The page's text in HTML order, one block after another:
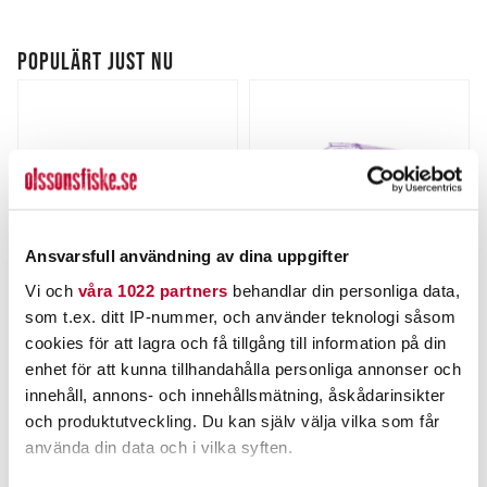
Ansvarsfull användning av dina uppgifter
Vi och våra 1022 partners behandlar din personliga data,
som t.ex. ditt IP-nummer, och använder teknologi såsom
cookies för att lagra och få tillgång till information på din
enhet för att kunna tillhandahålla personliga annonser och
innehåll, annons- och innehållsmätning, åskådarinsikter
och produktutveckling. Du kan själv välja vilka som får
använda din data och i vilka syften.
POPULÄRT JUST NU
MWAR
Monkey Ned 7cm 12-pack
Pris:89,00 kr89,00 kr
FINNS I LAGER.
LUHR JENSEN
Luhr Jensen Whole Bait
Head Medium
Nuvarande pris:
79,00 krTidigare pris:
99,00 kr
79,00 kr
99,00 kr